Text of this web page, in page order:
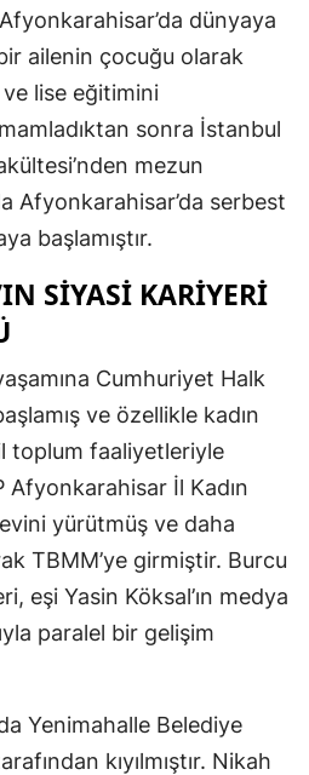
Siirt
Sivas
Trabzon
Şanlıurfa
Van
Yozgat
Aksaray
Karaman
dünyaya
ailenin çocuğu olarak
lise eğitimini
sonra İstanbul
mezun
Afyonkarahisar’da serbest
başlamıştır.
SIYASI KARIYERI
Cumhuriyet Halk
ve özellikle kadın
toplum faaliyetleriyle
İl Kadın
yürütmüş ve daha
TBMM’ye girmiştir. Burcu
eşi Yasin Köksal’ın medya
paralel bir gelişim
Yenimahalle Belediye
kıyılmıştır. Nikah